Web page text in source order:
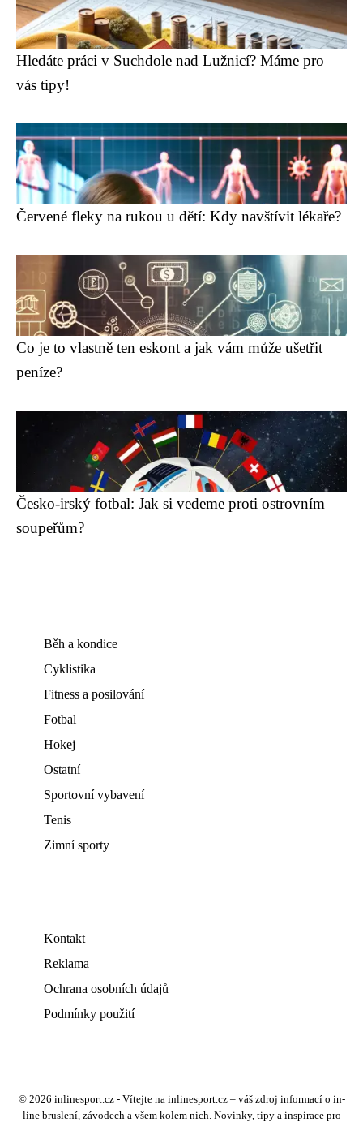
Hledáte práci v Suchdole nad Lužnicí? Máme pro
vás tipy!
Červené fleky na rukou u dětí: Kdy navštívit lékaře?
Co je to vlastně ten eskont a jak vám může ušetřit
peníze?
Česko-irský fotbal: Jak si vedeme proti ostrovním
soupeřům?
Běh a kondice
Cyklistika
Fitness a posilování
Fotbal
Hokej
Ostatní
Sportovní vybavení
Tenis
Zimní sporty
Kontakt
Reklama
Ochrana osobních údajů
Podmínky použití
© 2026 inlinesport.cz - Vítejte na inlinesport.cz – váš zdroj informací o in-
line bruslení, závodech a všem kolem nich. Novinky, tipy a inspirace pro